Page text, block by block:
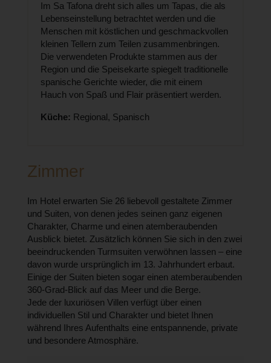
Im Sa Tafona dreht sich alles um Tapas, die als
Lebenseinstellung betrachtet werden und die
Menschen mit köstlichen und geschmackvollen
kleinen Tellern zum Teilen zusammenbringen.
Die verwendeten Produkte stammen aus der
Region und die Speisekarte spiegelt traditionelle
spanische Gerichte wieder, die mit einem
Hauch von Spaß und Flair präsentiert werden.
Küche: Regional, Spanisch
Zimmer
Im Hotel erwarten Sie 26 liebevoll gestaltete Zimmer
und Suiten, von denen jedes seinen ganz eigenen
Charakter, Charme und einen atemberaubenden
Ausblick bietet. Zusätzlich können Sie sich in den zwei
beeindruckenden Turmsuiten verwöhnen lassen – eine
davon wurde ursprünglich im 13. Jahrhundert erbaut.
Einige der Suiten bieten sogar einen atemberaubenden
360-Grad-Blick auf das Meer und die Berge.
Jede der luxuriösen Villen verfügt über einen
individuellen Stil und Charakter und bietet Ihnen
während Ihres Aufenthalts eine entspannende, private
und besondere Atmosphäre.